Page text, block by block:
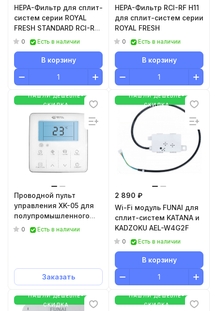
HEPA-Фильтр для сплит-
систем серии ROYAL
FRESH STANDARD RCI-RFS
H11
0 Есть в наличии
В корзину
HEPA-Фильтр RCI-RF H11
для сплит-систем серии
ROYAL FRESH
0 Есть в наличии
В корзину
НАШЛИ ДЕШЕВЛЕ-
СКИДКА
Проводной пульт
управления XK-05 для
полупромышленного
оборудования серии
0 Есть в наличии
Заказать
НАШЛИ ДЕШЕВЛЕ-
СКИДКА
2 890 ₽
Wi-Fi модуль FUNAI для
сплит-систем KATANA и
KADZOKU AEL-W4G2F
0 Есть в наличии
В корзину
НАШЛИ ДЕШЕВЛЕ-
СКИДКА
НАШЛИ ДЕШЕВЛЕ-
СКИДКА